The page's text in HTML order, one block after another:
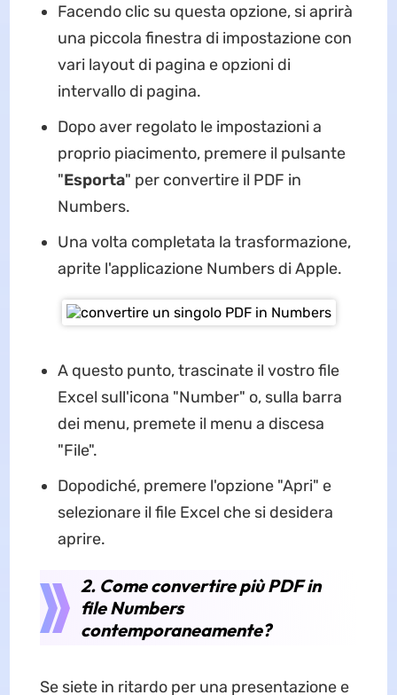
Facendo clic su questa opzione, si aprirà
una piccola finestra di impostazione con
vari layout di pagina e opzioni di
intervallo di pagina.
Dopo aver regolato le impostazioni a
proprio piacimento, premere il pulsante
"Esporta" per convertire il PDF in
Numbers.
Una volta completata la trasformazione,
aprite l'applicazione Numbers di Apple.
A questo punto, trascinate il vostro file
Excel sull'icona "Number" o, sulla barra
dei menu, premete il menu a discesa
"File".
Dopodiché, premere l'opzione "Apri" e
selezionare il file Excel che si desidera
aprire.
2. Come convertire più PDF in
file Numbers
contemporaneamente?
Se siete in ritardo per una presentazione e